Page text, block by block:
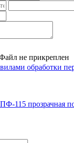
не прикреплен
обработки
прозрачная